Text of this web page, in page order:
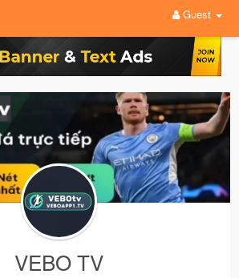
Guest
VEBO TV